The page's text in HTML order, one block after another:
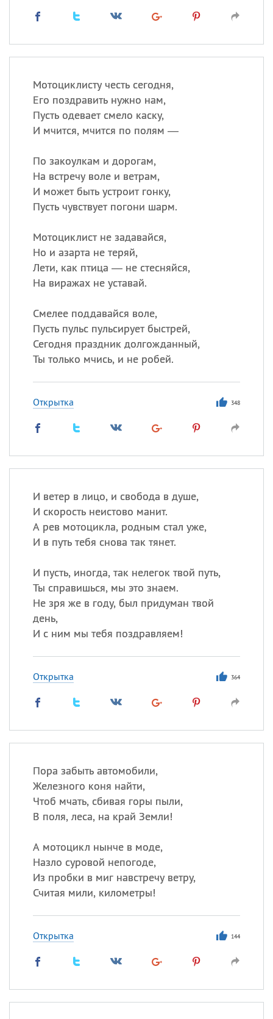
Мотоциклисту честь сегодня,
Его поздравить нужно нам,
Пусть одевает смело каску,
И мчится, мчится по полям —
По закоулкам и дорогам,
На встречу воле и ветрам,
И может быть устроит гонку,
Пусть чувствует погони шарм.
Мотоциклист не задавайся,
Но и азарта не теряй,
Лети, как птица — не стесняйся,
На виражах не уставай.
Смелее поддавайся воле,
Пусть пульс пульсирует быстрей,
Сегодня праздник долгожданный,
Ты только мчись, и не робей.
Открытка 348
И ветер в лицо, и свобода в душе,
И скорость неистово манит.
А рев мотоцикла, родным стал уже,
И в путь тебя снова так тянет.
И пусть, иногда, так нелегок твой путь,
Ты справишься, мы это знаем.
Не зря же в году, был придуман твой
день,
И с ним мы тебя поздравляем!
Открытка 364
Пора забыть автомобили,
Железного коня найти,
Чтоб мчать, сбивая горы пыли,
В поля, леса, на край Земли!
А мотоцикл нынче в моде,
Назло суровой непогоде,
Из пробки в миг навстречу ветру,
Считая мили, километры!
Открытка 144